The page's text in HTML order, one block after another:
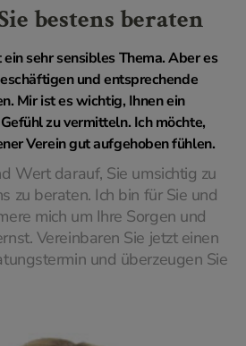
bestens beraten
sehr sensibles Thema. Aber es
und entsprechende
Mir ist es wichtig, Ihnen ein
zu vermitteln. Ich möchte,
Verein gut aufgehoben fühlen.
Wert darauf, Sie umsichtig zu
zu beraten. Ich bin für Sie und
mich um Ihre Sorgen und
Vereinbaren Sie jetzt einen
und überzeugen Sie